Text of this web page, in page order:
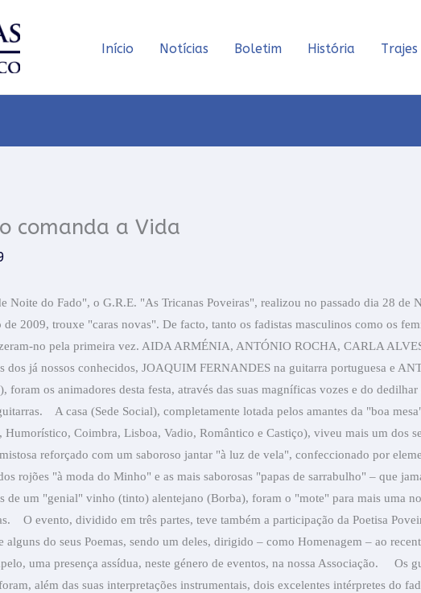
Início Notícias Boletim História Trajes
comanda a Vida
Noite do Fado", o G.R.E. "As Tricanas Poveiras", realizou no passado dia 28 de
de 2009, trouxe "caras novas". De facto, tanto os fadistas masculinos como os
no pela primeira vez. AIDA ARMÉNIA, ANTÓNIO ROCHA, CARLA
dos já nossos conhecidos, JOAQUIM FERNANDES na guitarra portuguesa e
foram os animadores desta festa, através das suas magníficas vozes e do dedilhar
A casa (Sede Social), completamente lotada pelos amantes da "boa
Humorístico, Coimbra, Lisboa, Vadio, Romântico e Castiço), viveu mais um dos
reforçado com um saboroso jantar "à luz de vela", confeccionado por
rojões "à moda do Minho" e as mais saborosas "papas de sarrabulho" – que
de um "genial" vinho (tinto) alentejano (Borba), foram o "mote" para mais uma
O evento, dividido em três partes, teve também a participação da Poetisa
alguns do seus Poemas, sendo um deles, dirigido – como Homenagem – ao
uma presença assídua, neste género de eventos, na nossa Associação.
Os
além das suas interpretações instrumentais, dois excelentes intérpretes do